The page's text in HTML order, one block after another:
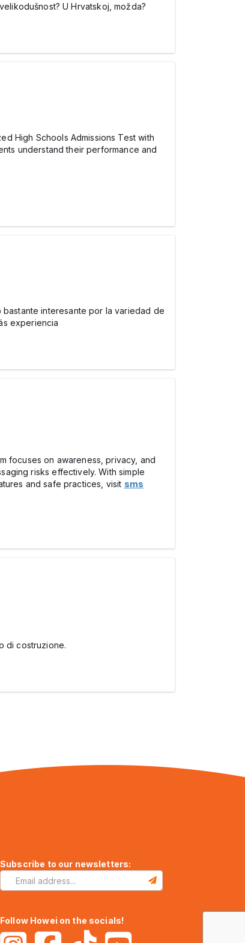
U Hrvatskoj, možda?
High Schools Admissions Test with
understand their performance and
bastante interesante por la variedad de
experiencia
focuses on awareness, privacy, and
risks effectively. With simple
and safe practices, visit sms
di costruzione.
Subscribe to our newsletters:
Follow Howei on the socials!